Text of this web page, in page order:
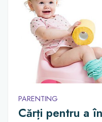
PARENTING
Cărți pentru a